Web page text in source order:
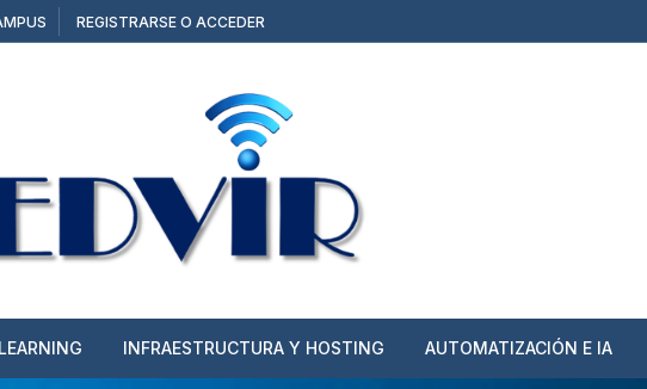
REGISTRARSE O ACCEDER
INFRAESTRUCTURA Y HOSTING AUTOMATIZACIÓN E IA